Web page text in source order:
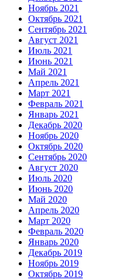
Ноябрь 2021
Октябрь 2021
Сентябрь 2021
Август 2021
Июль 2021
Июнь 2021
Май 2021
Апрель 2021
Март 2021
Февраль 2021
Январь 2021
Декабрь 2020
Ноябрь 2020
Октябрь 2020
Сентябрь 2020
Август 2020
Июль 2020
Июнь 2020
Май 2020
Апрель 2020
Март 2020
Февраль 2020
Январь 2020
Декабрь 2019
Ноябрь 2019
Октябрь 2019